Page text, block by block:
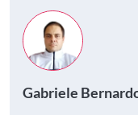
Gabriele